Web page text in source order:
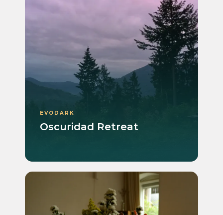
EVODARK
Oscuridad Retreat